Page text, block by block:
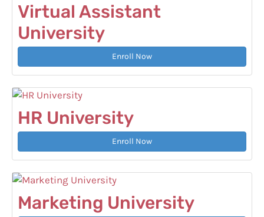
Virtual Assistant
University
Enroll Now
HR University
Enroll Now
Marketing University